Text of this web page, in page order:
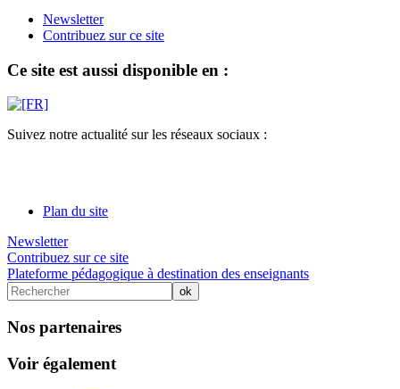
Newsletter
Contribuez sur ce site
Ce site est aussi disponible en :
Suivez notre actualité sur les réseaux sociaux :
Plan du site
Newsletter
Contribuez sur ce site
Plateforme pédagogique à destination des enseignants
Nos partenaires
Voir également